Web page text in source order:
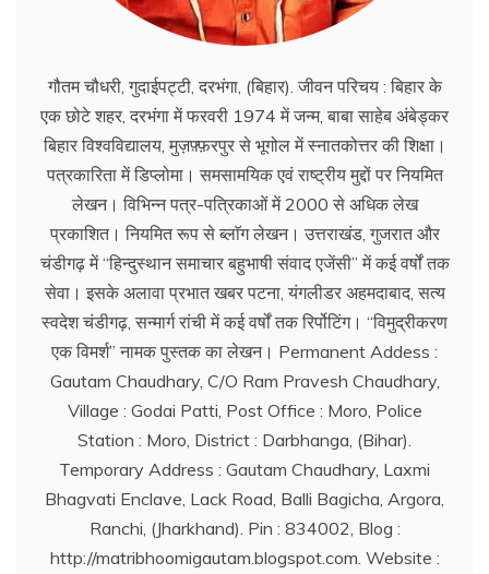
गौतम चौधरी, गुदाईपट्टी, दरभंगा, (बिहार). जीवन परिचय : बिहार के
एक छोटे शहर, दरभंगा में फरवरी 1974 में जन्म, बाबा साहेब अंबेड्कर
बिहार विश्वविद्यालय, मुज़फ़्फ़रपुर से भूगोल में स्नातकोत्तर की शिक्षा।
पत्रकारिता में डिप्लोमा। समसामयिक एवं राष्ट्रीय मुद्दों पर नियमित
लेखन। विभिन्न पत्र-पत्रिकाओं में 2000 से अधिक लेख
प्रकाशित। नियमित रूप से ब्लाॅग लेखन। उत्तराखंड, गुजरात और
चंडीगढ़ में ‘‘हिन्दुस्थान समाचार बहुभाषी संवाद एजेंसी’’ में कई वर्षों तक
सेवा। इसके अलावा प्रभात खबर पटना, यंगलीडर अहमदाबाद, सत्य
स्वदेश चंडीगढ़, सन्मार्ग रांची में कई वर्षों तक रिर्पोटिंग। ‘‘विमुद्रीकरण
एक विमर्श’’ नामक पुस्तक का लेखन। Permanent Addess :
Gautam Chaudhary, C/O Ram Pravesh Chaudhary,
Village : Godai Patti, Post Office : Moro, Police
Station : Moro, District : Darbhanga, (Bihar).
Temporary Address : Gautam Chaudhary, Laxmi
Bhagvati Enclave, Lack Road, Balli Bagicha, Argora,
Ranchi, (Jharkhand). Pin : 834002, Blog :
http://matribhoomigautam.blogspot.com. Website :